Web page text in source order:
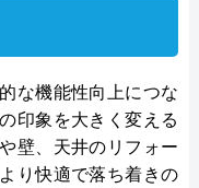
な機能性向上につな
印象を大きく変える
壁、天井のリフォー
り快適で落ち着きの